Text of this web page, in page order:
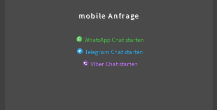
mobile Anfrage
WhatsApp Chat starten
Telegram Chat starten
Viber Chat starten